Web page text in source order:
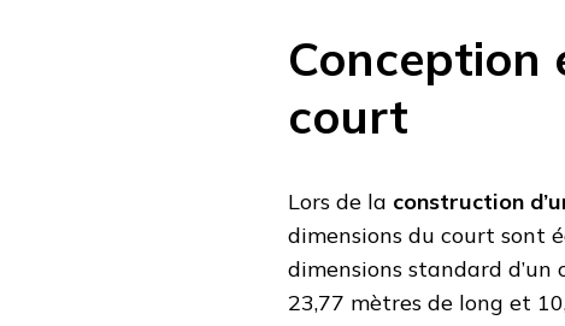
Conception
court
Lors de la construction
dimensions du court sont
dimensions standard
23,77 mètres de long et